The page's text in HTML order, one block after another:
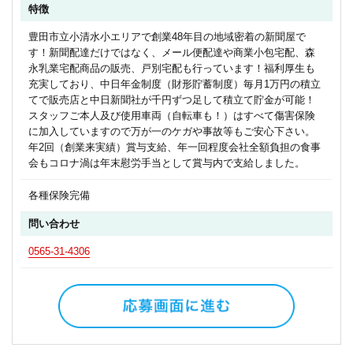
特徴
豊田市立小清水小エリアで創業48年目の地域密着の新聞屋で
す！新聞配達だけではなく、メール便配達や商業小包宅配、森
永乳業宅配商品の販売、戸別宅配も行っています！福利厚生も
充実しており、中日年金制度（財形貯蓄制度）毎月1万円の積立
てで販売店と中日新聞社が千円ずつ足して積立て貯金が可能！
スタッフご本人及び使用車両（自転車も！）はすべて傷害保険
に加入していますので万が一のケガや事故等もご安心下さい。
年2回（創業来実績）賞与支給、年一回程度会社全額負担の食事
会もコロナ渦は年末慰労手当として賞与内で支給しました。
各種保険完備
問い合わせ
0565-31-4306